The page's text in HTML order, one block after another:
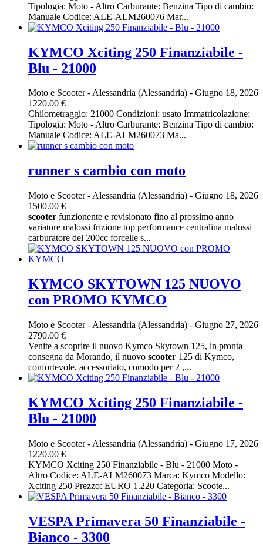
Tipologia: Moto - Altro Carburante: Benzina Tipo di cambio:
Manuale Codice: ALE-ALM260076 Mar...
KYMCO Xciting 250 Finanziabile -
Blu - 21000
Moto e Scooter-Alessandria (Alessandria) - Giugno 18, 2026
1220.00 €
Chilometraggio: 21000 Condizioni: usato Immatricolazione:
Tipologia: Moto - Altro Carburante: Benzina Tipo di cambio:
Manuale Codice: ALE-ALM260073 Ma...
runner s cambio con moto
Moto e Scooter- Alessandria (Alessandria) - Giugno 18, 2026
1500.00 €
scooter funzionente e revisionato fino al prossimo anno
variatore malossi frizione top performance centralina malossi
carburatore del 200cc forcelle s...
KYMCO SKYTOWN 125 NUOVO
con PROMO KYMCO
Moto e Scooter- Alessandria (Alessandria) - Giugno 27, 2026
2790.00 €
Venite a scoprire il nuovo Kymco Skytown 125, in pronta
consegna da Morando, il nuovo scooter 125 di Kymco,
confortevole, accessoriato, comodo per 2 ,...
KYMCO Xciting 250 Finanziabile -
Blu - 21000
Moto e Scooter- Alessandria (Alessandria) - Giugno 17, 2026
1220.00 €
KYMCO Xciting 250 Finanziabile - Blu - 21000 Moto -
Altro Codice: ALE-ALM260073 Marca: Kymco Modello:
Xciting 250 Prezzo: EURO 1.220 Categoria: Scoote...
VESPA Primavera 50 Finanziabile -
Bianco - 3300